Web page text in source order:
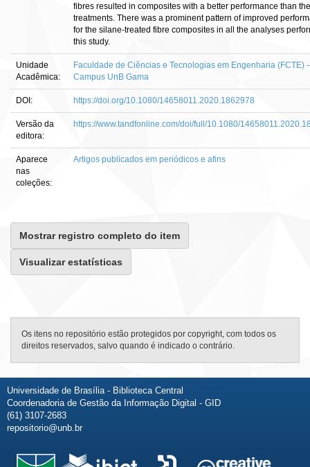
fibres resulted in composites with a better performance than
treatments. There was a prominent pattern of improved
for the silane-treated fibre composites in all the analyses
this study.
Unidade
Acadêmica:
Faculdade de Ciências e Tecnologias em Engenharia (FCTE)
Campus UnB Gama
DOI: https://doi.org/10.1080/14658011.2020.1862978
Versão da
editora:
https://www.tandfonline.com/doi/full/10.1080/
Aparece
nas
coleções:
Artigos publicados em periódicos e afins
Mostrar registro completo do item
Visualizar estatísticas
Os itens no repositório estão protegidos por copyright, com todos os
direitos reservados, salvo quando é indicado o contrário.
Universidade de Brasília - Biblioteca Central
Coordenadoria de Gestão da Informação Digital - GID
(61) 3107-2683
repositorio@unb.br